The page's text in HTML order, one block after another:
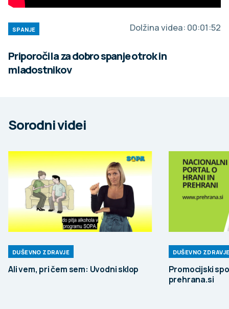
SPANJE Dolžina videa: 00:01:52
Priporočila za dobro spanje otrok in
mladostnikov
Sorodni videi
DUŠEVNO ZDRAVJE
Ali vem, pri čem sem: Uvodni sklop
DUŠEVNO
Promocijski
prehrana.si